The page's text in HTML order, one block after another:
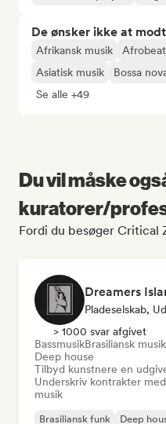
De ønsker ikke at
Afrikansk musik
Asiatisk musik
Bossa
Se alle +49
Du vil måske
kuratorer/
Fordi du besøger Critical
Dreamers
Pladeselskab,
> 1000 svar afgivet
BassmusikBrasiliansk musik
Deep house
Tilbyd kunstnere en
Underskriv kontrakter
musik
Brasiliansk funk Deep